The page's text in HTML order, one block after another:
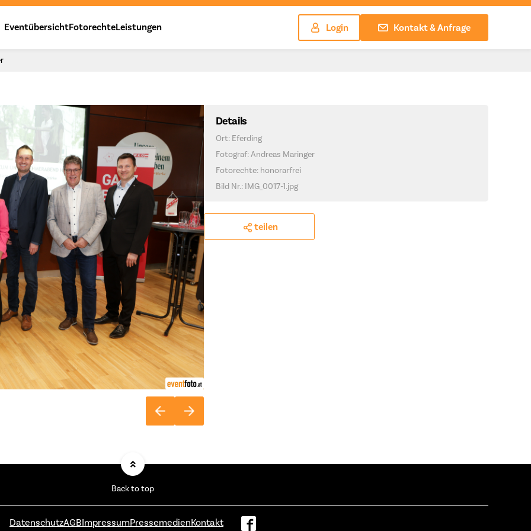
EventübersichtFotorechteLeistungen Login Kontakt & Anfrage
Details
Ort: Eferding
Fotograf: Andreas Maringer
Fotorechte: honorarfrei
Bild Nr.: IMG_0017-1.jpg
teilen
Back to top
DatenschutzAGBImpressumPressemedienKontakt